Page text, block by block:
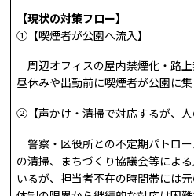
【現状の対策フロー】
①【喫煙者が公園へ流入】
周辺オフィスの屋内禁煙化・路上
昼休みや出勤前に喫煙者が公園に集
②【声かけ・清掃で対応するが、人
警察・区役所との不定期パトロ
の清掃、まちづくり協議会等によ
いるが、担当者不在の時間帯には